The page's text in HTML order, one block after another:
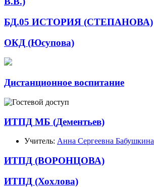
БД.05 ИСТОРИЯ (СТЕПАНОВА)
ОКД (Юсупова)
Дистанционное воспитание
ИТПД МБ (Дементьев)
Учитель: Анна Сергеевна Бабушкина
ИТПД (ВОРОНЦОВА)
ИТПД (Хохлова)